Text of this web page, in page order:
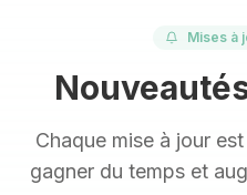
Mises à
Chaque mise à jour
gagner du temps et